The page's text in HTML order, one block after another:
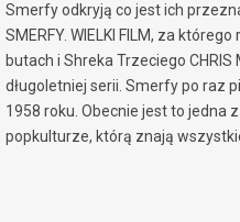
Smerfy odkryją co jest ich
SMERFY. WIELKI FILM, za
butach i Shreka Trzeciego CHRIS
długoletniej serii. Smerfy po raz
1958 roku. Obecnie jest to jedna
popkulturze, którą znają